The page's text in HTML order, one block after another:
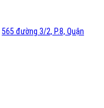
565 đường 3/2, P.8, Quận